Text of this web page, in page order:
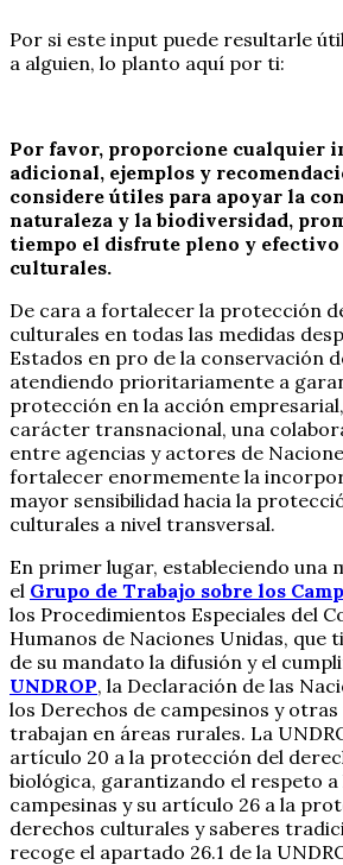
Por si este input puede resultarle
a alguien, lo planto aquí por ti:
Por favor, proporcione cualquier
adicional, ejemplos y
considere útiles para apoyar la
naturaleza y la biodiversidad,
tiempo el disfrute pleno y efectivo
culturales.
De cara a fortalecer la protección
culturales en todas las medidas
Estados en pro de la conservación
atendiendo prioritariamente a
protección en la acción
carácter transnacional, una
entre agencias y actores de
fortalecer enormemente la
mayor sensibilidad hacia la
culturales a nivel transversal.
En primer lugar, estableciendo una
el Grupo de Trabajo sobre los
los Procedimientos Especiales del
Humanos de Naciones Unidas, que
de su mandato la difusión y el
UNDROP, la Declaración de las
los Derechos de campesinos y
trabajan en áreas rurales. La
artículo 20 a la protección del
biológica, garantizando el respeto a
campesinas y su artículo 26 a la
derechos culturales y saberes
recoge el apartado 26.1 de la